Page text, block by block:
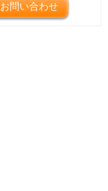
お問い合わせ